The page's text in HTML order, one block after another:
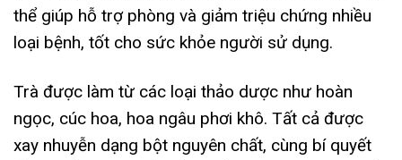
thể giúp hỗ trợ phòng và giảm triệu chứng nhiều
loại bệnh, tốt cho sức khỏe người sử dụng.
Trà được làm từ các loại thảo dược như hoàn
ngọc, cúc hoa, hoa ngâu phơi khô. Tất cả được
xay nhuyễn dạng bột nguyên chất, cùng bí quyết